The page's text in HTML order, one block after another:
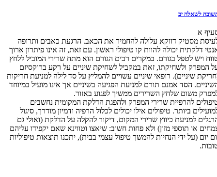
לשאלה יב
א
מסטיק דווקא עלולה להחמיר את הכאב. הרגעת כאבים ותרופה
דלקתית יכולה להוות קו טיפולי ראשון. עם זאת, זה אינו פיתרון ארוך
ויש לטפל בגורם. במקרים רבים הגורם הוא מתח שרירי המוביל ללחץ
המפרק ולשחיקתו, זאת במקביל לשחיקת שיניים על רקע ברוקסיזם
שיניים). רופאי שיניים עשויים להמליץ על סד לילה למניעת חריקות
הסד אמנם תורם למניעת הפגיעה בשיניים אך אינו מועיל במיוחד
משום שלחץ השרירים ממשיך לפגוע באזור.
להרפיית שרירי המפרק ולהפגת הדלקת המקומית נחשבים
ביותר. טיפולים אילו יכולים לכלול הרפיה ודמיון מודרך, סיגול
למניעת כיווץ שרירי המקום, דיקור להקלה על הדלקת (ואולי גם
או תוספי מזון) ולא פחות חשוב: שיאצו וטווינא שאם יקפידו עליהם
יום (על ידי הנחיות להמשך טיפול עצמי בבית), יתכנו תוצאות טיפוליות